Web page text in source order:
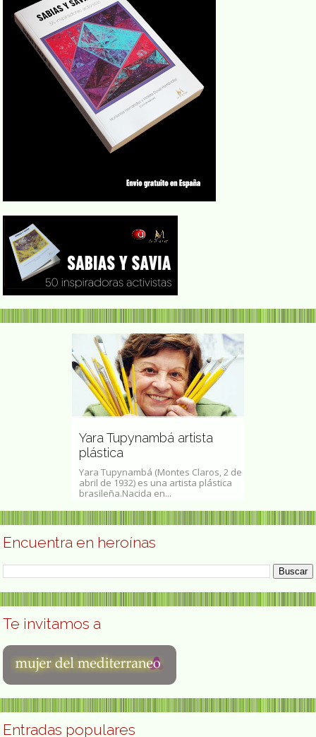
Yara Tupynambá artista
plástica
Yara Tupynambá (Montes Claros, 2 de
abril de 1932) es una artista plástica
brasileña.Nacida en...
Encuentra en heroínas
Te invitamos a
Entradas populares